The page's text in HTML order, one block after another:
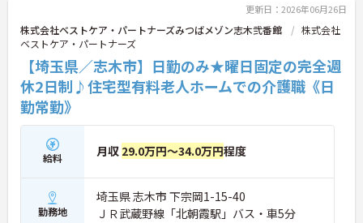
り稼いでしっかり休む、メリハリある働き方が可能
です。
＜意見を言い合えるフラットな関係＞ 気付きや提案
を遠慮なく共有できる、風通しの良い職場です。ご
利用者様の小さな変化を見逃さない「観察眼」を大
切にし、スタッフ同士も互いに配慮し合える温かい
関係性を築いています。
更新日：2026年06月26日
株式会社ベストケア・パートナーズみつばメゾン志木弐番館
株式会社
ベストケア・パートナーズ
【埼玉県／志木市】日勤のみ★曜日固定の完全週
休2日制♪住宅型有料老人ホームでの介護職《日
勤常勤》
給料 月収 29.0万円～34.0万円程度
勤務地
埼玉県 志木市 下宗岡1-15-40
ＪＲ武蔵野線「北朝霞駅」バス・車5分